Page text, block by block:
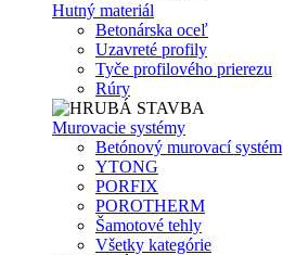
Hutný materiál
Betonárska oceľ
Uzavreté profily
Tyče profilového prierezu
Rúry
Murovacie systémy
Betónový murovací systém
YTONG
PORFIX
POROTHERM
Šamotové tehly
Všetky kategórie